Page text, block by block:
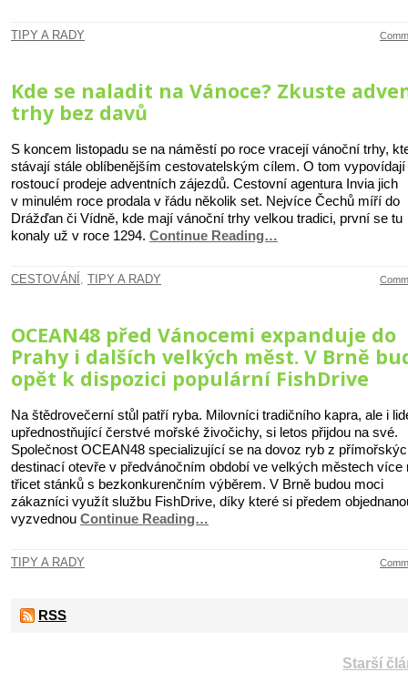
TIPY A RADY
Kde se naladit na Vánoce? Zkuste
trhy bez davů
S koncem listopadu se na náměstí po roce vracejí vánoční trhy,
stávají stále oblíbenějším cestovatelským cílem. O tom vypovídají
rostoucí prodeje adventních zájezdů. Cestovní agentura Invia jich
v minulém roce prodala v řádu několik set. Nejvíce Čechů míří do
Drážďan či Vídně, kde mají vánoční trhy velkou tradici, první se tu
konaly už v roce 1294. Continue Reading…
CESTOVÁNÍ TIPY A RADY
OCEAN48 před Vánocemi expanduje do
Prahy i dalších velkých měst. V Brně
opět k dispozici populární FishDrive
Na štědrovečerní stůl patří ryba. Milovníci tradičního kapra, ale i
upřednostňující čerstvé mořské živočichy, si letos přijdou na své.
Společnost OCEAN48 specializující se na dovoz ryb z
destinací otevře v předvánočním období ve velkých městech více
třicet stánků s bezkonkurenčním výběrem. V Brně budou moci
zákazníci využít službu FishDrive, díky které si předem
vyzvednou Continue Reading…
TIPY A RADY
RSS
Starší